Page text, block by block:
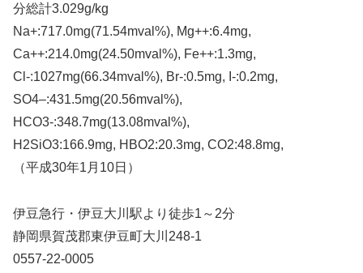
分総計3.029g/kg
Na+:717.0mg(71.54mval%), Mg++:6.4mg,
Ca++:214.0mg(24.50mval%), Fe++:1.3mg,
Cl-:1027mg(66.34mval%), Br-:0.5mg, I-:0.2mg,
SO4–:431.5mg(20.56mval%),
HCO3-:348.7mg(13.08mval%),
H2SiO3:166.9mg, HBO2:20.3mg, CO2:48.8mg,
（平成30年1月10日）
伊豆急行・伊豆大川駅より徒歩1～2分
静岡県賀茂郡東伊豆町大川248-1
0557-22-0005